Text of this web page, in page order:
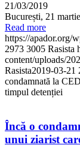
21/03/2019
București, 21
Read more
https://apador.org/
2973 3005 Rasista
content/uploads/
Rasista2019-03-21
condamnată la
timpul detenției
Încă o
unui ziarist